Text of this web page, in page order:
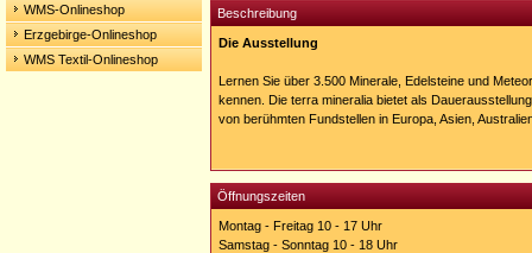
WMS-Onlineshop
Erzgebirge-Onlineshop
WMS Textil-Onlineshop
Beschreibung
Die Ausstellung
Lernen Sie über 3.500 Minerale, Edelsteine und
kennen. Die terra mineralia bietet als
von berühmten Fundstellen in Europa, Asien,
Öffnungszeiten
Montag - Freitag 10 - 17 Uhr
Samstag - Sonntag 10 - 18 Uhr